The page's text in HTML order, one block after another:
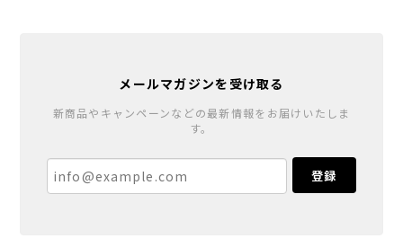
メールマガジンを受け取る
新商品やキャンペーンなどの最新情報をお届けいたしま
す。
登録